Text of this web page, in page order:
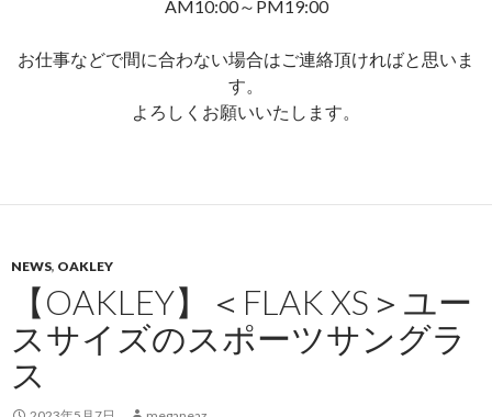
AM10:00～PM19:00
お仕事などで間に合わない場合はご連絡頂ければと思いま
す。
よろしくお願いいたします。
NEWS, OAKLEY
【OAKLEY】＜FLAK XS＞ユー
スサイズのスポーツサングラ
ス